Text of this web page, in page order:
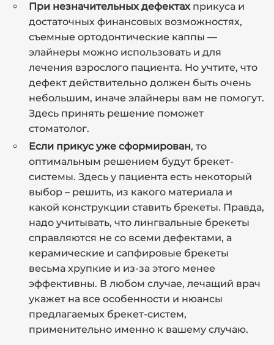
При незначительных дефектах прикуса и
достаточных финансовых возможностях,
съемные ортодонтические каппы —
элайнеры можно использовать и для
лечения взрослого пациента. Но учтите, что
дефект действительно должен быть очень
небольшим, иначе элайнеры вам не помогут.
Здесь принять решение поможет
стоматолог.
Если прикус уже сформирован, то
оптимальным решением будут брекет-
системы. Здесь у пациента есть некоторый
выбор – решить, из какого материала и
какой конструкции ставить брекеты. Правда,
надо учитывать, что лингвальные брекеты
справляются не со всеми дефектами, а
керамические и сапфировые брекеты
весьма хрупкие и из-за этого менее
эффективны. В любом случае, лечащий врач
укажет на все особенности и нюансы
предлагаемых брекет-систем,
применительно именно к вашему случаю.